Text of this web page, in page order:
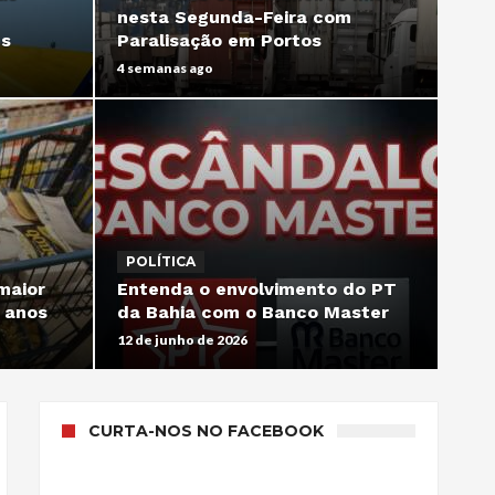
nesta Segunda-Feira com
Paralisação em Portos
4 semanas ago
anos
POLÍTICA
Entenda o envolvimento do PT
da Bahia com o Banco Master
12 de junho de 2026
truques de Dilma e ‘quebra o
país’ para se reeleger
9 de junho de 2026
POLÍTICA
Documento dos EUA desmente
Lula e denuncia censura de
Moraes: Relatório acusa
deterioração de direitos
humanos no Brasil
3 de junho de 2026
CURTA-NOS NO FACEBOOK